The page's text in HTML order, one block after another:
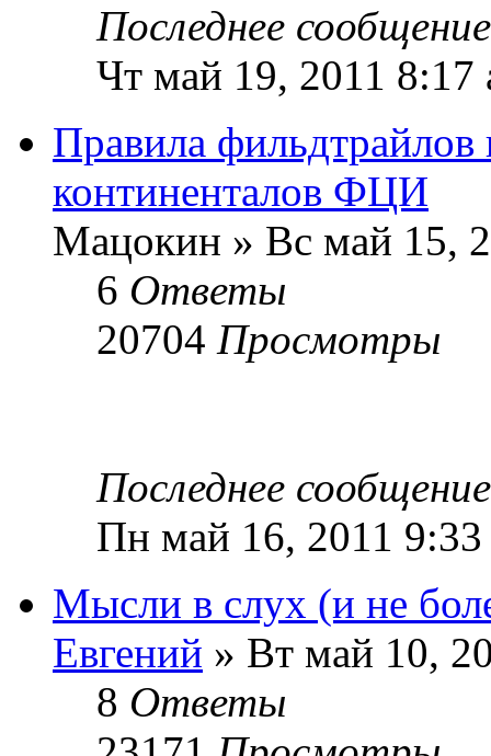
Последнее
Чт май 19, 2011 8:17
Правила фильдтрайлов
континенталов ФЦИ
Мацокин » Вс май 15,
6 Ответы
20704 Просмотры
Последнее
Пн май 16, 2011 9:33
Мысли в слух (и не
Евгений » Вт май 10,
8 Ответы